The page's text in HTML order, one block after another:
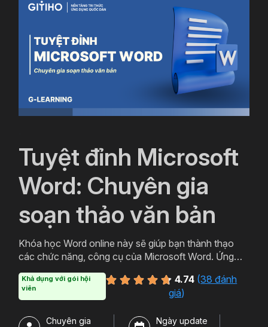
Tuyệt đỉnh Microsoft
Word: Chuyên gia
soạn thảo văn bản
Khóa học Word online này sẽ giúp bạn thành thạo
các chức năng, công cụ của Microsoft Word. Ứng
nghiệp, văn bản hành chính, báo cáo chuyên môn.
Khả dụng với gói hội
viên
4.74 (38 đánh
giá)
Chuyên gia
Ngày update